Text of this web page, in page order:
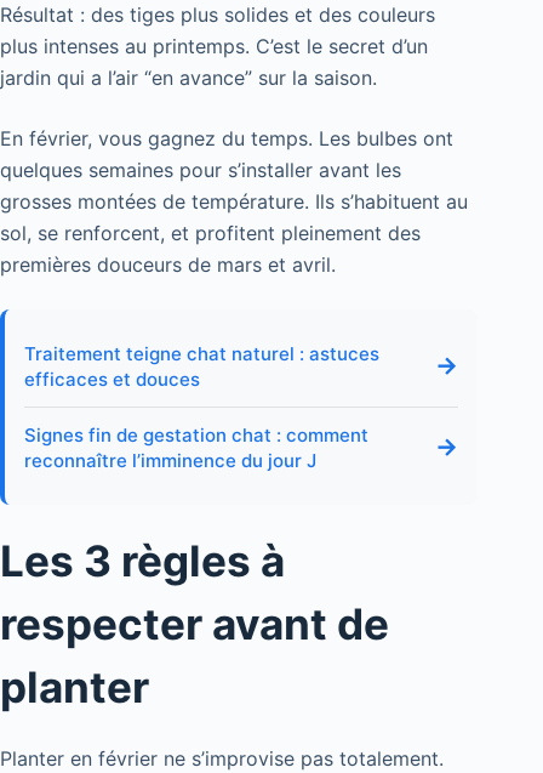
Résultat : des tiges plus solides et des couleurs
plus intenses au printemps. C’est le secret d’un
jardin qui a l’air “en avance” sur la saison.
En février, vous gagnez du temps. Les bulbes ont
quelques semaines pour s’installer avant les
grosses montées de température. Ils s’habituent au
sol, se renforcent, et profitent pleinement des
premières douceurs de mars et avril.
Traitement teigne chat naturel : astuces
efficaces et douces
→
Signes fin de gestation chat : comment
reconnaître l’imminence du jour J
→
Les 3 règles à
respecter avant de
planter
Planter en février ne s’improvise pas totalement.